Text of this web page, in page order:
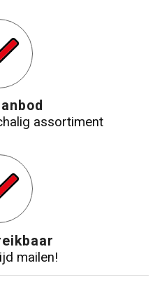
assortiment
mailen!